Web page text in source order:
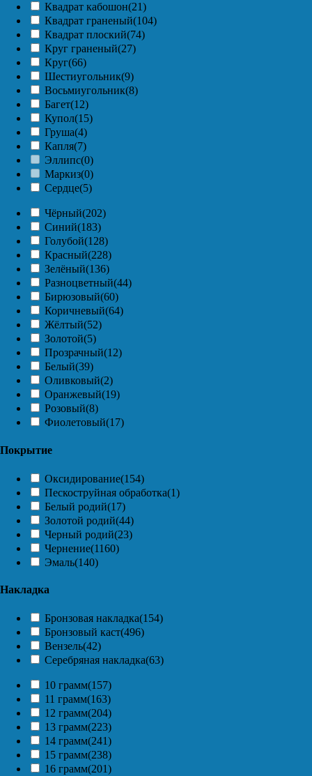
Квадрат кабошон(21)
Квадрат граненый(104)
Квадрат плоский(74)
Круг граненый(27)
Круг(66)
Шестиугольник(9)
Восьмиугольник(8)
Багет(12)
Купол(15)
Груша(4)
Капля(7)
Эллипс(0)
Маркиз(0)
Сердце(5)
Чёрный(202)
Синий(183)
Голубой(128)
Красный(228)
Зелёный(136)
Разноцветный(44)
Бирюзовый(60)
Коричневый(64)
Жёлтый(52)
Золотой(5)
Прозрачный(12)
Белый(39)
Оливковый(2)
Оранжевый(19)
Розовый(8)
Фиолетовый(17)
Покрытие
Оксидирование(154)
Пескоструйная обработка(1)
Белый родий(17)
Золотой родий(44)
Черный родий(23)
Чернение(1160)
Эмаль(140)
Накладка
Бронзовая накладка(154)
Бронзовый каст(496)
Вензель(42)
Серебряная накладка(63)
10 грамм(157)
11 грамм(163)
12 грамм(204)
13 грамм(223)
14 грамм(241)
15 грамм(238)
16 грамм(201)